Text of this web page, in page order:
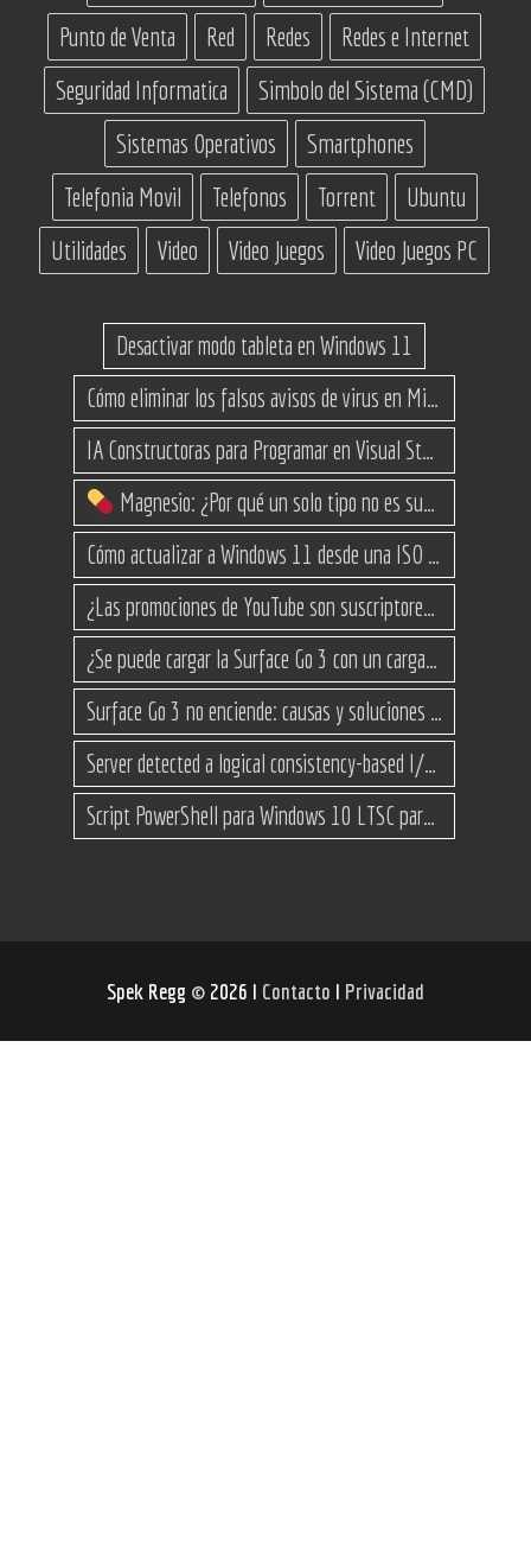
Punto de Venta Red Redes
Redes e Internet
Seguridad Informatica
Simbolo del Sistema (CMD)
Sistemas Operativos
Smartphones
Telefonia Movil
Telefonos Torrent
Ubuntu
Utilidades
Video Video Juegos Video Juegos PC
Desactivar modo tableta en Windows 11
Cómo eliminar los falsos avisos de virus en Microsoft Edge
IA Constructoras para Programar en Visual Studio con C#
Magnesio: ¿Por qué un solo tipo no es suficiente? (Guía de variantes)
Cómo actualizar a Windows 11 desde una ISO en equipos no compatibles
¿Las promociones de YouTube son suscriptores reales o bots? Esta es la Verdad
¿Se puede cargar la Surface Go 3 con un cargador USB-C de teléfono?
Surface Go 3 no enciende: causas y soluciones paso a paso para que arranque
Server detected a logical consistency-based I/O error: incorrect pageid
Script PowerShell para Windows 10 LTSC para recuperar espacio
Spek Regg © 2026 I Contacto I Privacidad